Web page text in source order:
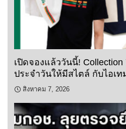
เปิดจองแล้ววันนี้! Collection
ประจำวันให้มีสไตล์ กับไอเ
สิงหาคม 7, 2026